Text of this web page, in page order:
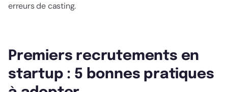
erreurs de casting.
Premiers recrutements en
startup : 5 bonnes pratiques